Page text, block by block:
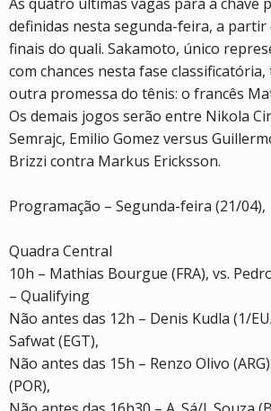
definidas nesta segunda-feira, a partir
finais do quali. Sakamoto, único
com chances nesta fase
outra promessa do tênis: o francês
Os demais jogos serão entre Nikola
Semrajc, Emilio Gomez versus
Brizzi contra Markus Ericksson.
Programação – Segunda-feira (21/04),
Quadra Central
10h – Mathias Bourgue (FRA), vs.
– Qualifying
Não antes das 12h – Denis Kudla (1/
Safwat (EGT),
Não antes das 15h – Renzo Olivo
(POR),